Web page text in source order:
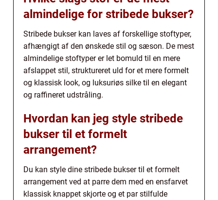
almindelige for stribede bukser?
Stribede bukser kan laves af forskellige stoftyper,
afhængigt af den ønskede stil og sæson. De mest
almindelige stoftyper er let bomuld til en mere
afslappet stil, struktureret uld for et mere formelt
og klassisk look, og luksuriøs silke til en elegant
og raffineret udstråling.
Hvordan kan jeg style stribede
bukser til et formelt
arrangement?
Du kan style dine stribede bukser til et formelt
arrangement ved at parre dem med en ensfarvet
klassisk knappet skjorte og et par stilfulde